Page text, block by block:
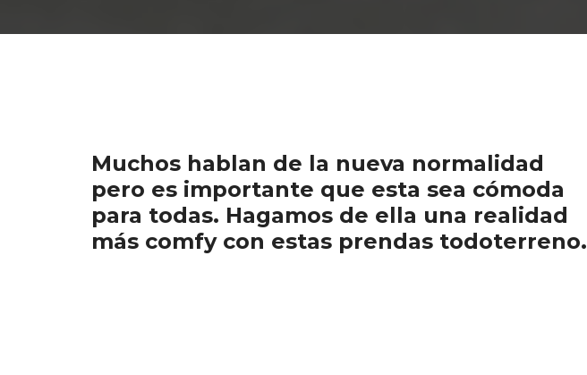
Muchos hablan de la nueva normalidad
pero es importante que esta sea cómoda
para todas. Hagamos de ella una realidad
más comfy con estas prendas todoterreno.